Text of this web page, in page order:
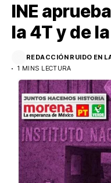
INE
la 4T y de
REDACCIÓN RUIDO EN
1 MINS LECTURA